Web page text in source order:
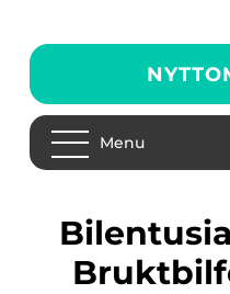
Menu
Bilentusiasters Drøm: